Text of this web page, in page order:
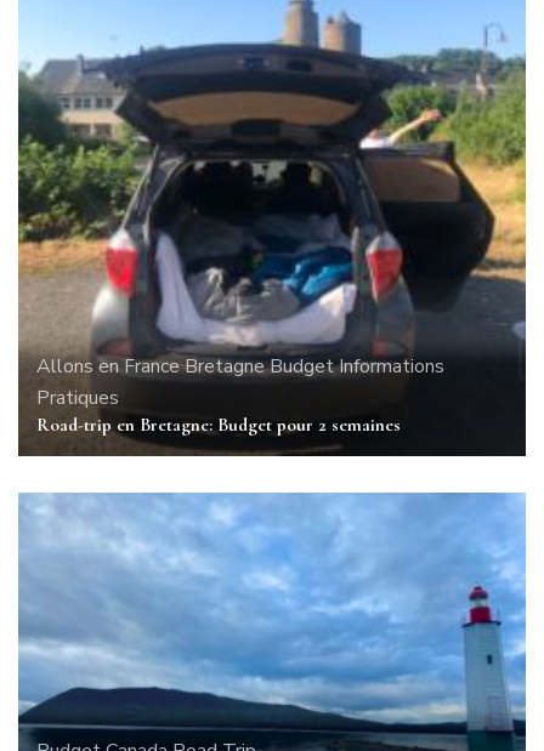
Allons en FranceBretagneBudgetInformations
Pratiques
Road-trip en Bretagne: Budget pour 2 semaines